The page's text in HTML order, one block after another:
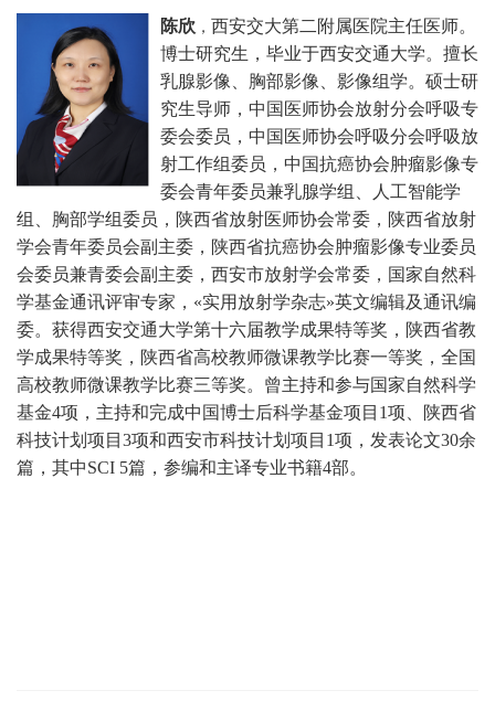
陈欣 ， 西安交大第二附属医院主任医师。
博士研究生，毕业于西安交通大学。擅长
乳腺影像、胸部影像、影像组学。硕士研
究生导师，中国医师协会放射分会呼吸专
委会委员，中国医师协会呼吸分会呼吸放
射工作组委员，中国抗癌协会肿瘤影像专
委会青年委员兼乳腺学组、人工智能学
组、胸部学组委员，陕西省放射医师协会常委，陕西省放射
学会青年委员会副主委，陕西省抗癌协会肿瘤影像专业委员
会委员兼青委会副主委，西安市放射学会常委，国家自然科
学基金通讯评审专家，«实用放射学杂志»英文编辑及通讯编
委。获得西安交通大学第十六届教学成果特等奖，陕西省教
学成果特等奖，陕西省高校教师微课教学比赛一等奖，全国
高校教师微课教学比赛三等奖。曾主持和参与国家自然科学
基金4项，主持和完成中国博士后科学基金项目1项、陕西省
科技计划项目3项和西安市科技计划项目1项，发表论文30余
篇，其中SCI 5篇，参编和主译专业书籍4部。